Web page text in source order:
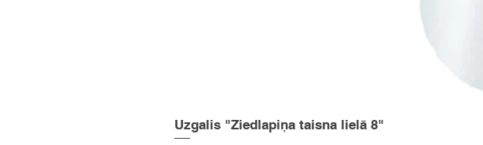
Uzgalis "Ziedlapiņa taisna lielā 8"